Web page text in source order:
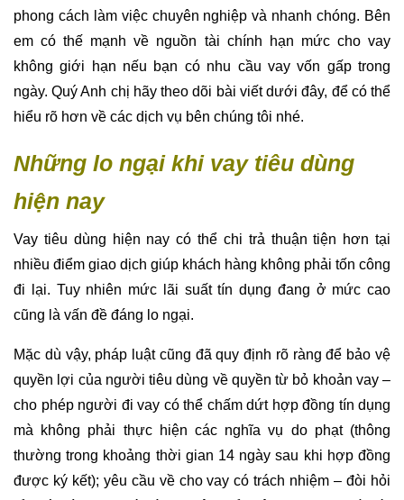
phong cách làm việc chuyên nghiệp và nhanh chóng. Bên
em có thế mạnh về nguồn tài chính hạn mức cho vay
không giới hạn nếu bạn có nhu cầu vay vốn gấp trong
ngày. Quý Anh chị hãy theo dõi bài viết dưới đây, để có thể
hiểu rõ hơn về các dịch vụ bên chúng tôi nhé.
Những lo ngại khi vay tiêu dùng
hiện nay
Vay tiêu dùng hiện nay có thể chi trả thuận tiện hơn tại
nhiều điểm giao dịch giúp khách hàng không phải tốn công
đi lại. Tuy nhiên mức lãi suất tín dụng đang ở mức cao
cũng là vấn đề đáng lo ngại.
Mặc dù vậy, pháp luật cũng đã quy định rõ ràng để bảo vệ
quyền lợi của người tiêu dùng về quyền từ bỏ khoản vay –
cho phép người đi vay có thể chấm dứt hợp đồng tín dụng
mà không phải thực hiện các nghĩa vụ do phạt (thông
thường trong khoảng thời gian 14 ngày sau khi hợp đồng
được ký kết); yêu cầu về cho vay có trách nhiệm – đòi hỏi